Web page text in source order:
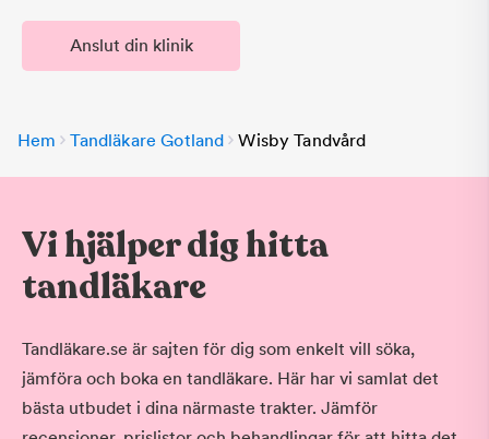
Anslut din klinik
Hem Tandläkare Gotland Wisby Tandvård
Vi hjälper dig hitta
tandläkare
Tandläkare.se är sajten för dig som enkelt vill söka,
jämföra och boka en tandläkare. Här har vi samlat det
bästa utbudet i dina närmaste trakter. Jämför